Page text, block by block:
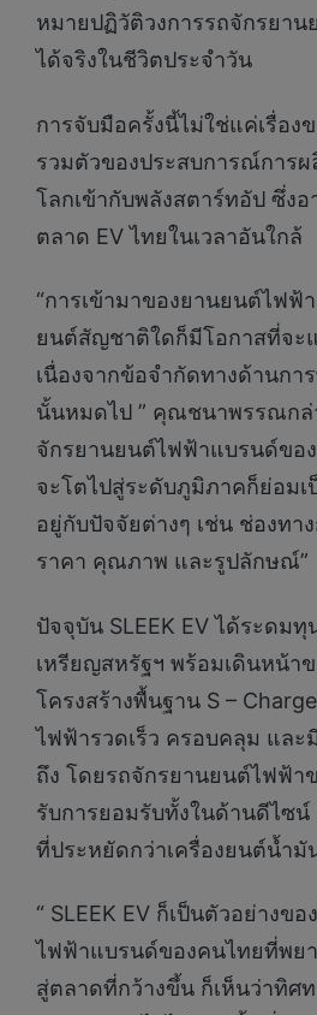
หมายปฏิวัติวงการรถจักรยาน
ได้จริงในชีวิตประจำวัน
การจับมือครั้งนี้ไม่ใช่แค่เรื่อง
รวมตัวของประสบการณ์การ
โลกเข้ากับพลังสตาร์ทอัป ซึ่ง
ตลาด EV ไทยในเวลาอันใกล้
“การเข้ามาของยานยนต์ไฟฟ้
ยนต์สัญชาติใดก็มีโอกาสที่จะ
เนื่องจากข้อจำกัดทางด้านกา
นั้นหมดไป ” คุณชนาพรรณกล่
จักรยานยนต์ไฟฟ้าแบรนด์ขอ
จะโตไปสู่ระดับภูมิภาคก็ย่อม
อยู่กับปัจจัยต่างๆ เช่น ช่องทา
ราคา คุณภาพ และรูปลักษณ์”
ปัจจุบัน SLEEK EV ได้ระดมทุ
เหรียญสหรัฐฯ พร้อมเดินหน้า
โครงสร้างพื้นฐาน S –
ไฟฟ้ารวดเร็ว ครอบคลุม และ
ถึง โดยรถจักรยานยนต์ไฟฟ้าข
รับการยอมรับทั้งในด้านดีไซ
ที่ประหยัดกว่าเครื่องยนต์น้ำมั
“ SLEEK EV ก็เป็นตัวอย่างข
ไฟฟ้าแบรนด์ของคนไทยที่พย
สู่ตลาดที่กว้างขึ้น ก็เห็นว่าทิศ